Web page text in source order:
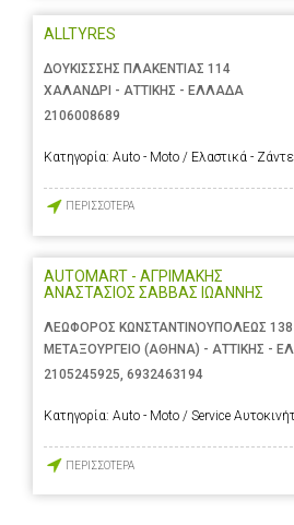
ALLTYRES
ΔΟΥΚΙΣΣΣΗΣ ΠΛΑΚΕΝΤΙΑΣ 114
ΧΑΛΑΝΔΡΙ - ΑΤΤΙΚΗΣ - ΕΛΛΑΔΑ
2106008689
Κατηγορία: Auto - Moto / Ελαστικά -
ΠΕΡΙΣΣΟΤΕΡΑ
AUTOMART - ΑΓΡΙΜΑΚΗΣ
ΑΝΑΣΤΑΣΙΟΣ ΣΑΒΒΑΣ ΙΩΑΝΝΗΣ
ΛΕΩΦΟΡΟΣ ΚΩΝΣΤΑΝΤΙΝΟΥΠΟΛΕΩΣ 138
ΜΕΤΑΞΟΥΡΓΕΙΟ (ΑΘΗΝΑ) - ΑΤΤΙΚΗΣ -
2105245925, 6932463194
Κατηγορία: Auto - Moto / Service
ΠΕΡΙΣΣΟΤΕΡΑ